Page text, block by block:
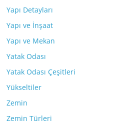
Yapı Detayları
Yapı ve İnşaat
Yapı ve Mekan
Yatak Odası
Yatak Odası Çeşitleri
Yükseltiler
Zemin
Zemin Türleri